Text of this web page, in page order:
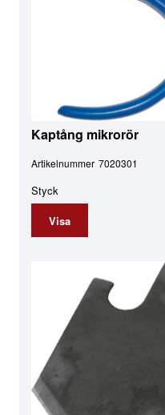
Kaptång mikrorör
Artikelnummer 7020301
Styck
Visa